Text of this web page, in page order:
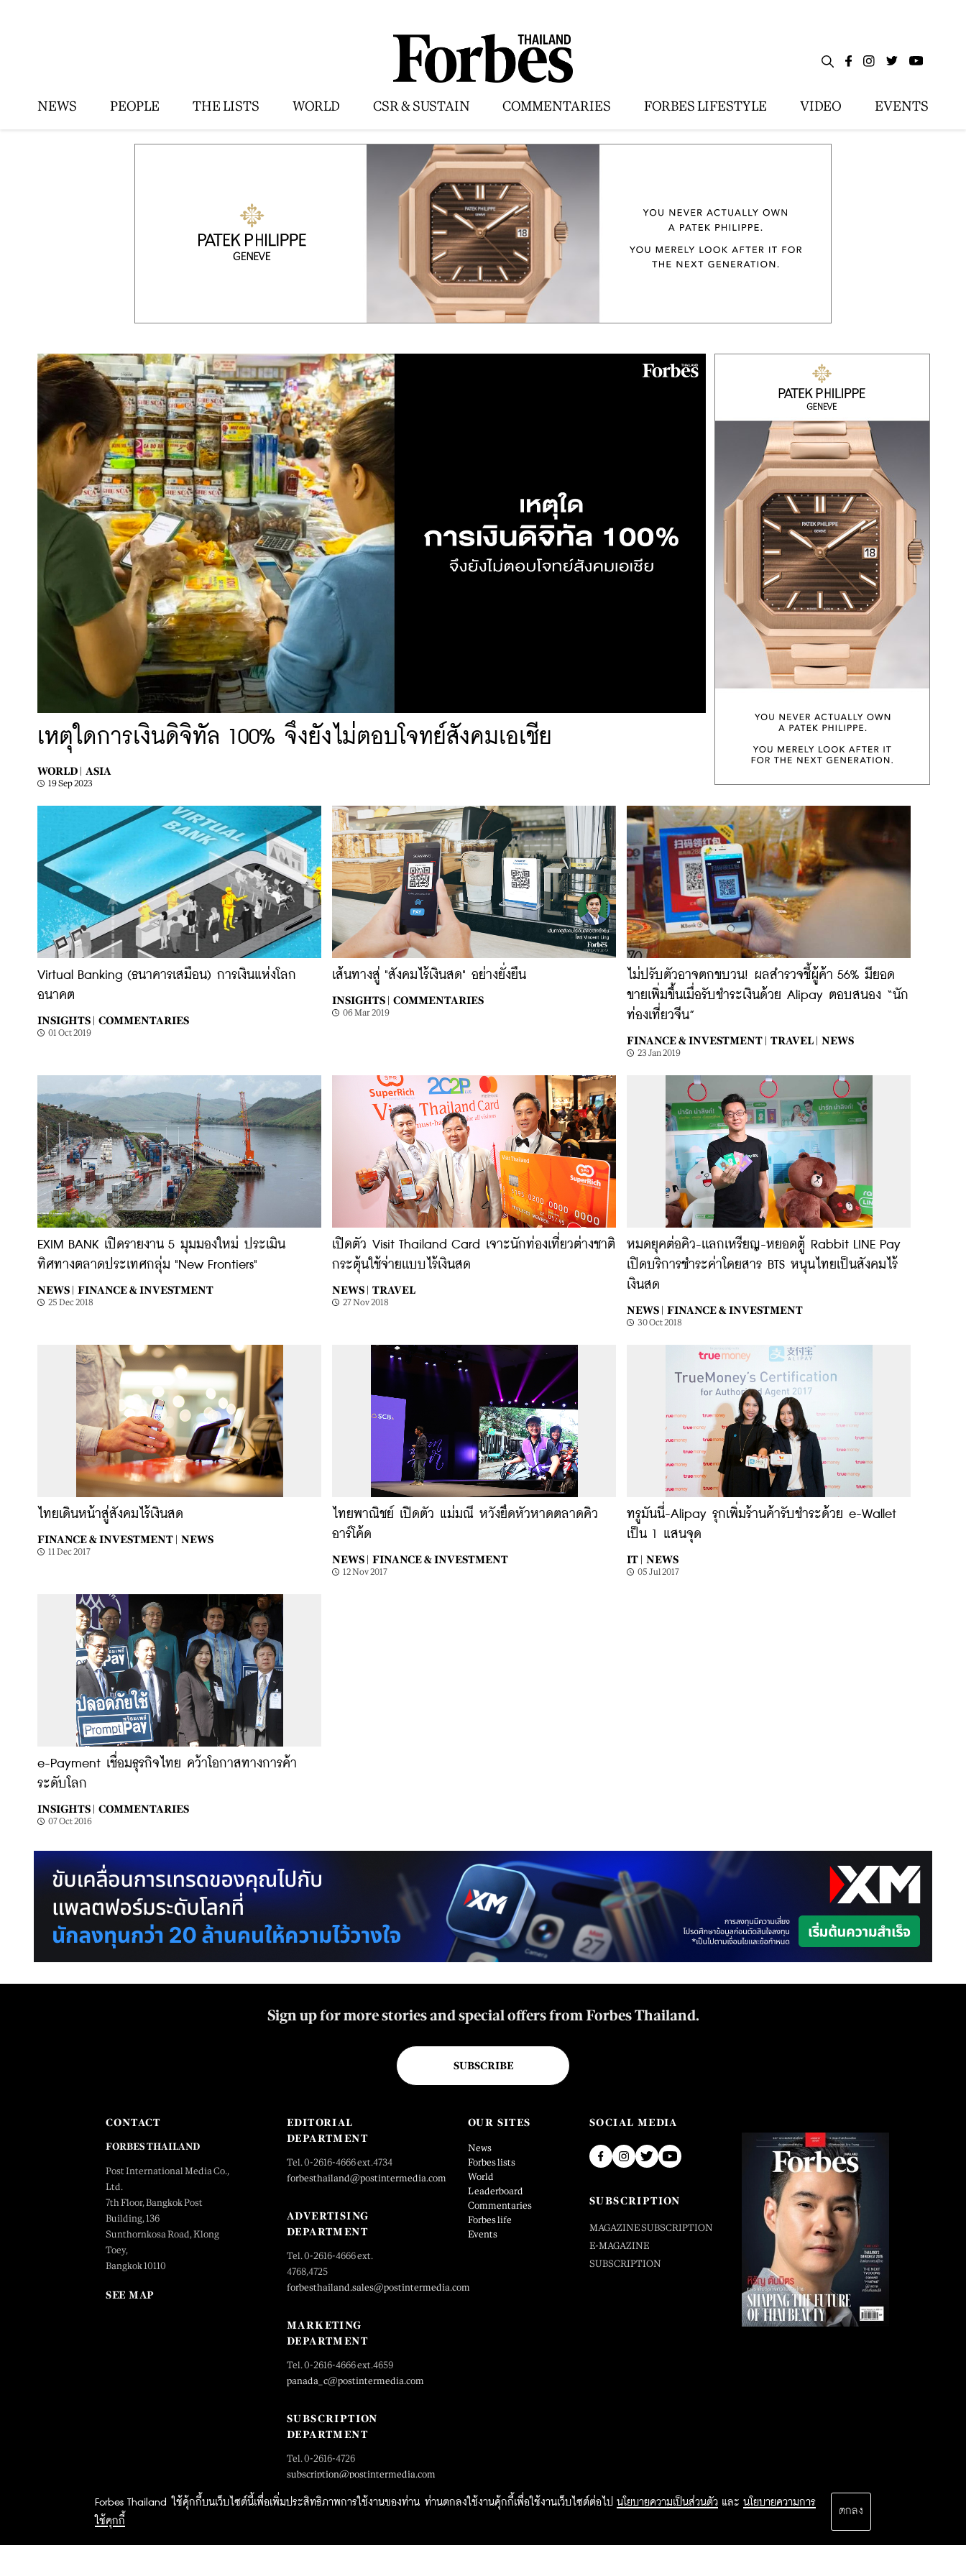
NEWS PEOPLE THE LISTS WORLD CSR & SUSTAIN COMMENTARIES FORBES LIFESTYLE VIDEO EVENTS
เหตุใดการเงินดิจิทัล 100% จึงยังไม่ตอบโจทย์สังคมเอเชีย
WORLD | ASIA
19 Sep 2023
Virtual Banking (ธนาคารเสมือน) การเงินแห่งโลก
อนาคต
INSIGHTS | COMMENTARIES
01 Oct 2019
เส้นทางสู่ "สังคมไร้เงินสด" อย่างยั่งยืน
INSIGHTS | COMMENTARIES
06 Mar 2019
ไม่ปรับตัวอาจตกขบวน! ผลสำรวจชี้ผู้ค้า 56% มียอด
ขายเพิ่มขึ้นเมื่อรับชำระเงินด้วย Alipay ตอบสนอง “นัก
ท่องเที่ยวจีน”
FINANCE & INVESTMENT | TRAVEL | NEWS
23 Jan 2019
EXIM BANK เปิดรายงาน 5 มุมมองใหม่ ประเมิน
ทิศทางตลาดประเทศกลุ่ม "New Frontiers"
NEWS | FINANCE & INVESTMENT
25 Dec 2018
เปิดตัว Visit Thailand Card เจาะนักท่องเที่ยวต่างชาติ
กระตุ้นใช้จ่ายเเบบไร้เงินสด
NEWS | TRAVEL
27 Nov 2018
หมดยุคต่อคิว-เเลกเหรียญ-หยอดตู้ Rabbit LINE Pay
เปิดบริการชำระค่าโดยสาร BTS หนุนไทยเป็นสังคมไร้
เงินสด
NEWS | FINANCE & INVESTMENT
30 Oct 2018
ไทยเดินหน้าสู่สังคมไร้เงินสด
FINANCE & INVESTMENT | NEWS
11 Dec 2017
ไทยพาณิชย์ เปิดตัว แม่มณี หวังยึดหัวหาดตลาดคิว
อาร์โค้ด
NEWS | FINANCE & INVESTMENT
12 Nov 2017
ทรูมันนี่-Alipay รุกเพิ่มร้านค้ารับชำระด้วย e-Wallet
เป็น 1 แสนจุด
IT | NEWS
05 Jul 2017
e-Payment เชื่อมธุรกิจไทย คว้าโอกาสทางการค้า
ระดับโลก
INSIGHTS | COMMENTARIES
07 Oct 2016
Forbes Thailand ใช้คุ้กกี้บนเว็บไซต์นี้เพื่อเพิ่มประสิทธิภาพการใช้งานของท่าน ท่านตกลงใช้งานคุ้กกี้เพื่อใช้งานเว็บไซต์ต่อไป นโยบายความเป็นส่วนตัว และ นโยบายความการ
ใช้คุกกี้
ตกลง
Sign up for more stories and special offers from Forbes Thailand.
SUBSCRIBE
CONTACT
FORBES THAILAND
Post International Media Co.,
Ltd.
7th Floor, Bangkok Post
Building, 136
Sunthornkosa Road, Klong
Toey,
Bangkok 10110
SEE MAP
EDITORIAL
DEPARTMENT
Tel. 0-2616-4666 ext.4734
forbesthailand@postintermedia.com
ADVERTISING
DEPARTMENT
Tel. 0-2616-4666 ext.
4768,4725
forbesthailand.sales@postintermedia.com
MARKETING
DEPARTMENT
Tel. 0-2616-4666 ext.4659
panada_c@postintermedia.com
SUBSCRIPTION
DEPARTMENT
Tel. 0-2616-4726
subscription@postintermedia.com
OUR SITES
News
Forbes lists
World
Leaderboard
Commentaries
Forbes life
Events
SOCIAL MEDIA
SUBSCRIPTION
MAGAZINE SUBSCRIPTION
E-MAGAZINE
SUBSCRIPTION